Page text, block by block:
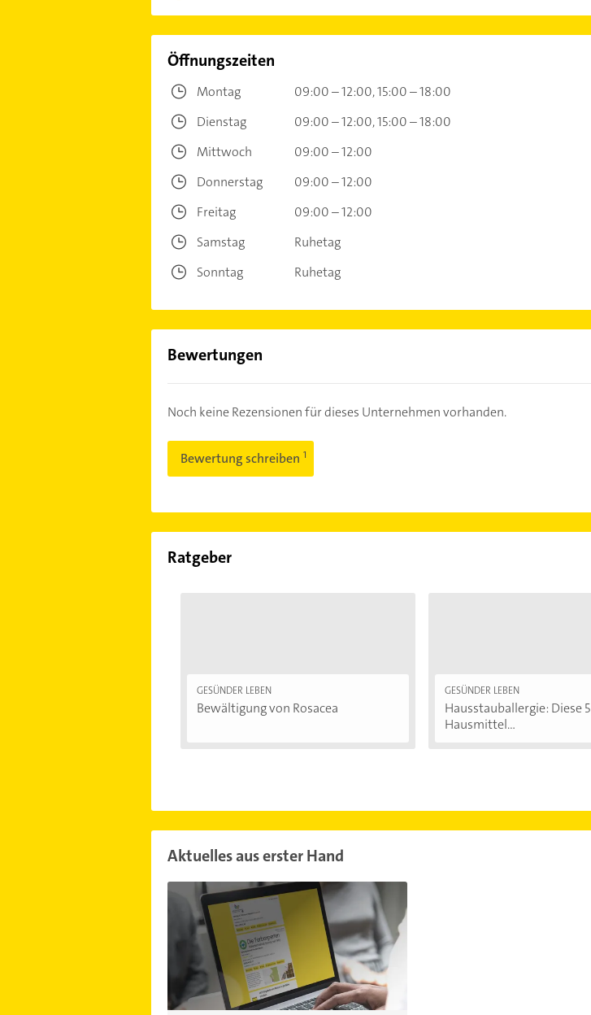
Öffnungszeiten
Montag 09:00 – 12:00 15:00 – 18:00
Dienstag
09:00 – 12:00 15:00 – 18:00
Mittwoch
09:00 – 12:00
Donnerstag
09:00 – 12:00
Freitag
09:00 – 12:00
Samstag
Ruhetag
Sonntag
Ruhetag
Bewertungen
Noch keine Rezensionen für dieses Unternehmen vorhanden.
Bewertung schreiben
Ratgeber
GESÜNDER LEBEN
Bewältigung von Rosacea
GESÜNDER LEBEN
Hausstauballergie: Diese 5
Hausmittel...
Aktuelles aus erster Hand